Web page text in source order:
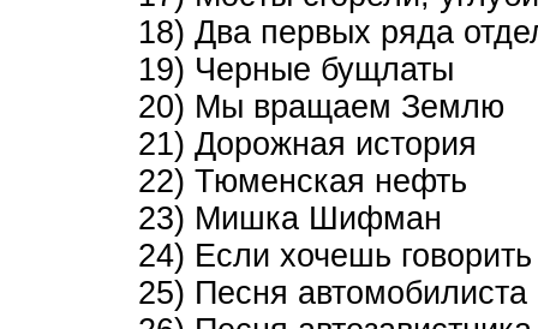
18) Два первых ряда
19) Черные бущлаты
20) Мы вращаем Землю
21) Дорожная история
22) Тюменская нефть
23) Мишка Шифман
24) Если хочешь
25) Песня автомобилиста